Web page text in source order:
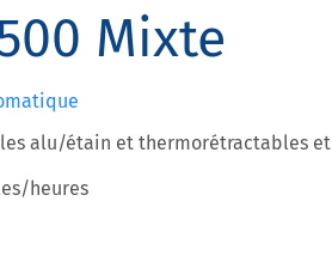
Mixte
alu/étain et thermorétractables et
heures